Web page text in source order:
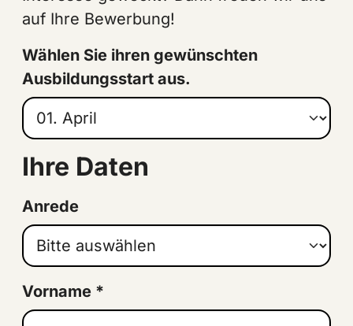
auf Ihre Bewerbung!
Wählen Sie ihren gewünschten
Ausbildungsstart aus.
Ihre Daten
Anrede
Vorname *